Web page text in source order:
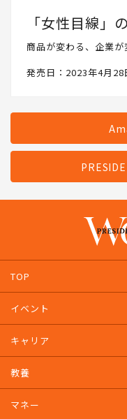
「女性目線」
商品が変わる、企業が
発売日：2023年4月28
TOP
イベント
キャリア
教養
マネー